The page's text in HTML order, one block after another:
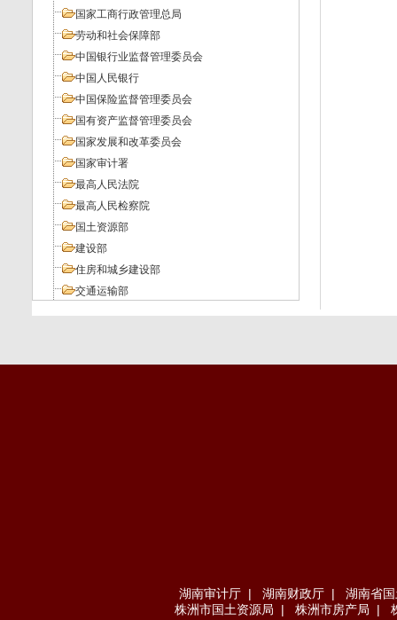
国家工商行政管理总局
劳动和社会保障部
中国银行业监督管理委员会
中国人民银行
中国保险监督管理委员会
国有资产监督管理委员会
国家发展和改革委员会
国家审计署
最高人民法院
最高人民检察院
国土资源部
建设部
住房和城乡建设部
交通运输部
湖南审计厅 | 湖南财政厅 |
湖南省
株洲市国土资源局
| 株洲市房产局 |